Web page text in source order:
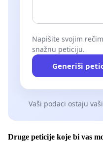
Napišite svojim
snažnu peticiju.
Generiši
Vaši podaci ostaju vaši
Druge peticije koje bi vas